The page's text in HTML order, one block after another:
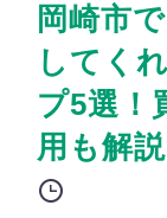
岡崎市
してく
プ5選！
用も解説